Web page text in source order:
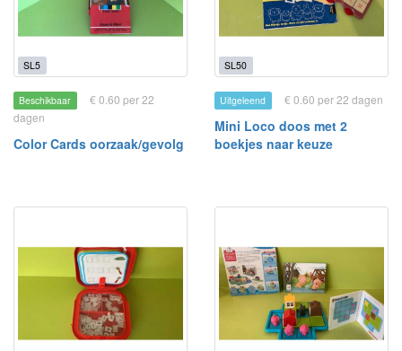
SL5
Beschikbaar
€ 0.60 per 22
dagen
Color Cards oorzaak/gevolg
SL50
Uitgeleend € 0.60 per 22 dagen
Mini Loco doos met 2
boekjes naar keuze